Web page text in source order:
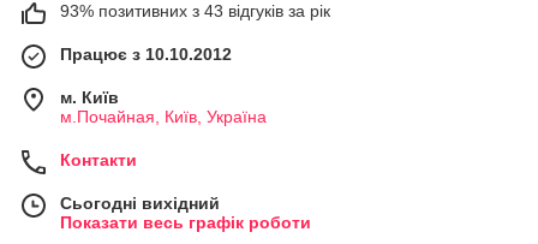
93% позитивних з 43 відгуків за рік
Працює з 10.10.2012
м. Київ
м.Почайная, Київ, Україна
Контакти
Сьогодні вихідний
Показати весь графік роботи